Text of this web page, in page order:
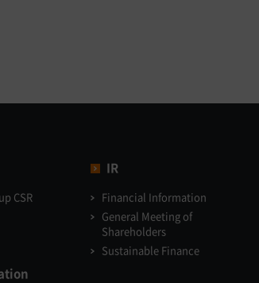
CSR
IR
Financial Information
General Meeting of
Shareholders
Sustainable Finance